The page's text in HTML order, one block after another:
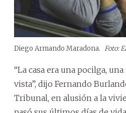
Diego Armando Maradona. Foto:
“La casa era una pocilga,
vista”, dijo Fernando
Tribunal, en alusión a la